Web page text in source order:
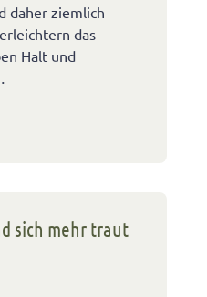
daher ziemlich
das
Halt und
sich mehr traut